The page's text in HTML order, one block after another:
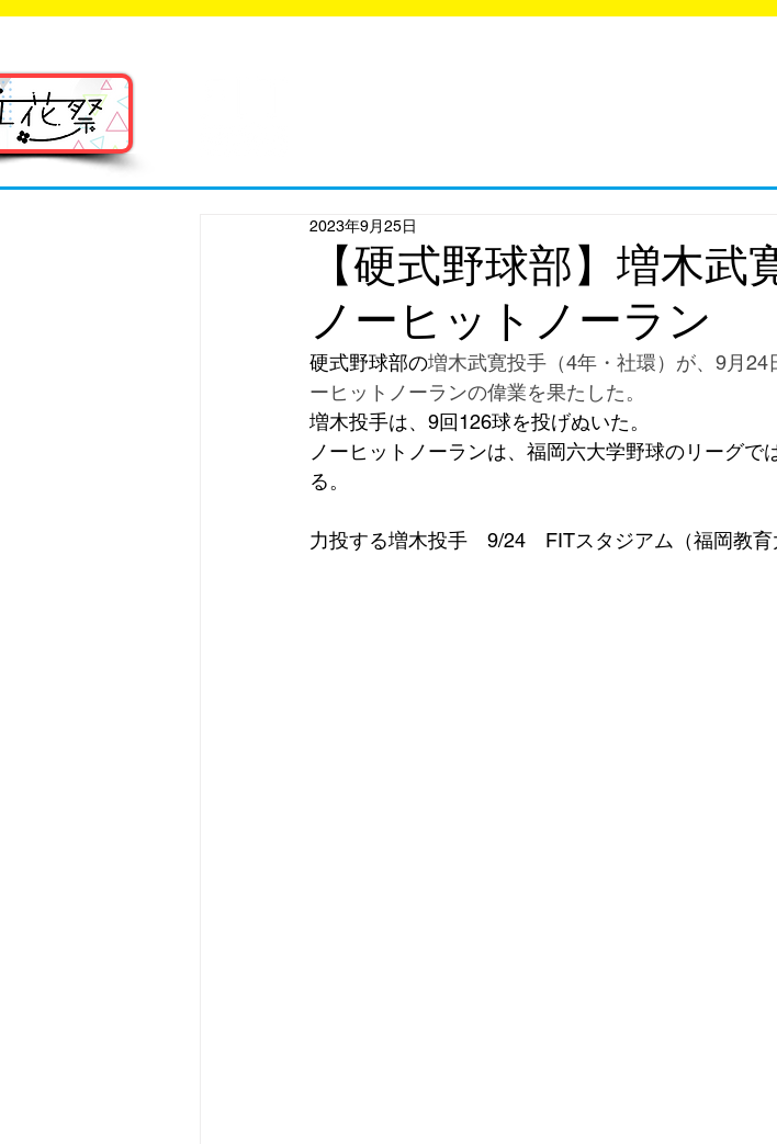
【硬式野球部】増木
ノーヒットノーラン
2023年9月25日
硬式野球部の増木武寛投手（4年・社環）が、9月
ーヒットノーランの偉業を果たした。
増木投手は、9回126球を投げぬいた。
ノーヒットノーランは、福岡六大学野球のリーグ
る。
力投する増木投手　9/24　FITスタジアム（福岡教育